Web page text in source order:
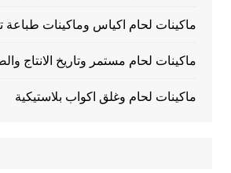
ماكينات لحام اكياس وماكينات طباعة
ماكينات لحام مستمر وتاريخ الانتاج
ماكينات لحام وغلق اكواب بلاستيكية